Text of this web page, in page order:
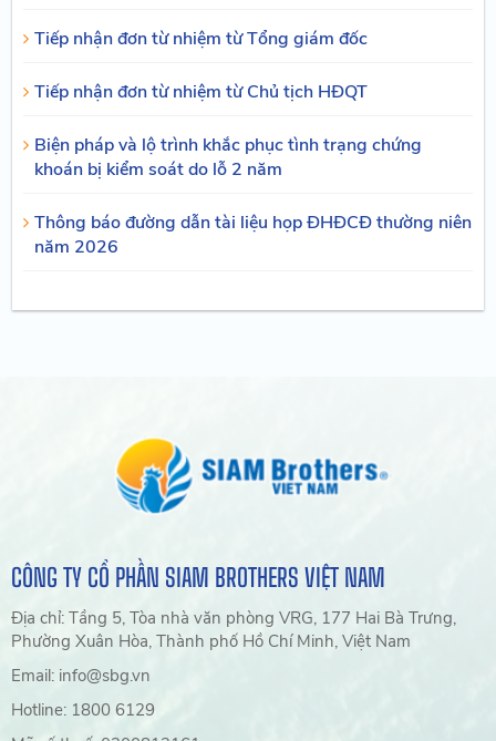
Tiếp nhận đơn từ nhiệm từ Tổng giám đốc
Tiếp nhận đơn từ nhiệm từ Chủ tịch HĐQT
Biện pháp và lộ trình khắc phục tình trạng chứng
khoán bị kiểm soát do lỗ 2 năm
Thông báo đường dẫn tài liệu họp ĐHĐCĐ thường niên
năm 2026
CÔNG TY CỔ PHẦN SIAM BROTHERS VIỆT NAM
Địa chỉ: Tầng 5, Tòa nhà văn phòng VRG, 177 Hai Bà Trưng,
Phường Xuân Hòa, Thành phố Hồ Chí Minh, Việt Nam
Email: info@sbg.vn
Hotline: 1800 6129